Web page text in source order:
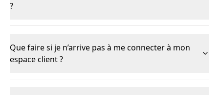
?
Que faire si je n’arrive pas à me connecter à mon
espace client ?